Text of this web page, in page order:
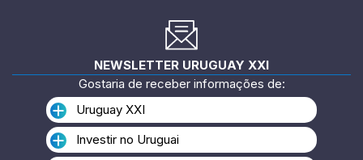
NEWSLETTER URUGUAY XXI
Gostaria de receber informações de:
Uruguay XXI
Investir no Uruguai